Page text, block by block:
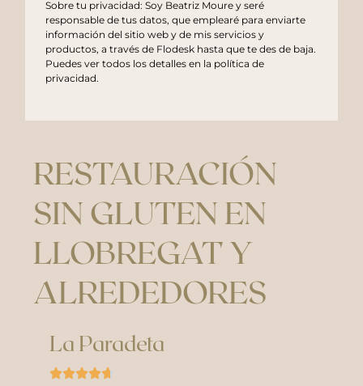
Sobre tu privacidad: Soy Beatriz Moure y seré
responsable de tus datos, que emplearé para enviarte
información del sitio web y de mis servicios y
productos, a través de Flodesk hasta que te des de baja.
Puedes ver todos los detalles en la política de
privacidad.
RESTAURACIÓN
SIN GLUTEN EN
LLOBREGAT Y
ALREDEDORES
La Paradeta